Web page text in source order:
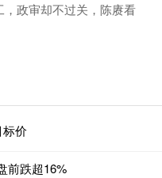
政审却不过关，陈赓看
标价
前跌超16%